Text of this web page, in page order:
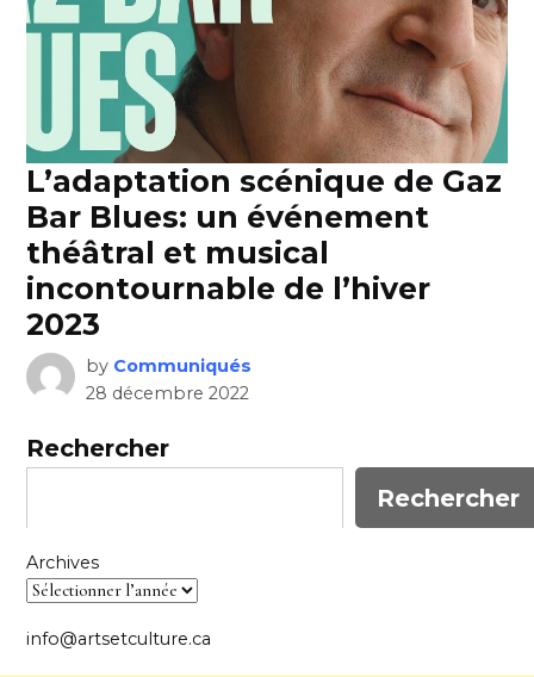
L’adaptation scénique de Gaz
Bar Blues: un événement
théâtral et musical
incontournable de l’hiver
2023
by Communiqués
28 décembre 2022
Rechercher
Rechercher
Archives
info@artsetculture.ca